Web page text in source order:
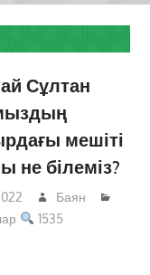
Сұлтан
мешіті
не білеміз?
Баян
1535